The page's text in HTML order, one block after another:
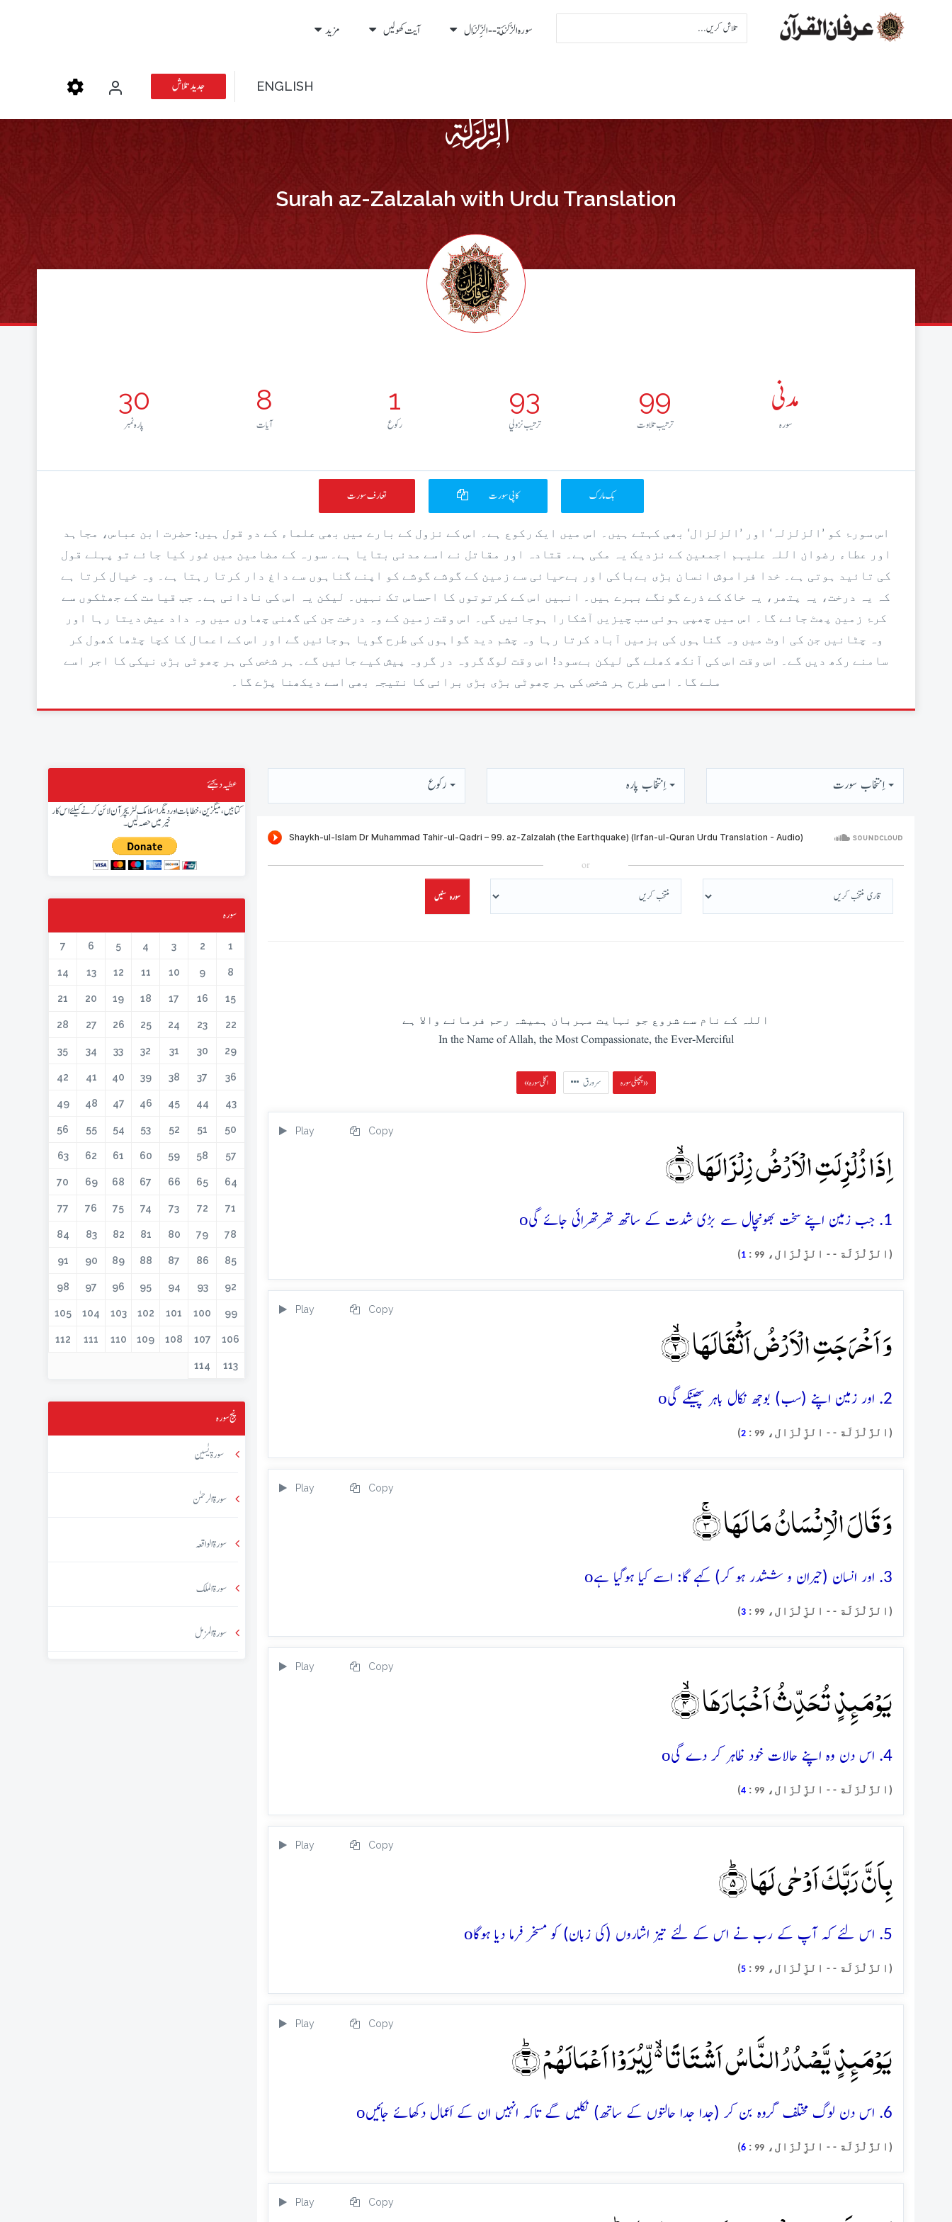
سورہ الزَّلْزَلَة - - الزِّلْزَال آیت کھولیں مزید
ENGLISH جدید تلاش
Surah az-Zalzalah with Urdu Translation
30
پارہ نمبر
8
آيات
1
رکوع
93
ترتيب نزولي
99
ترتيب تلاوت
مدنی
سورہ
تعارف سورت کاپی سورت بک مارک
اس سورۂ کو ’الزلزلہ‘ اور ’الزلزال‘ بھی کہتے ہیں۔ اس میں ایک رکوع ہے۔ اس کے نزول کے بارے میں بھی علماء کے دو قول ہیں: حضرت ابن عباس، مجاہد
اور عطاء رضوان اللہ علیہم اجمعین کے نزدیک یہ مکی ہے۔ قتادہ اور مقاتل نے اسے مدنی بتایا ہے۔ سورہ کے مضامین میں غور کیا جائے تو پہلے قول
کی تائید ہوتی ہے۔ خدا فراموش انسان بڑی بےباکی اور بےحیائی سے زمین کے گوشے گوشے کو اپنے گناہوں سے داغ دار کرتا رہتا ہے۔ وہ خیال کرتا ہے
کہ یہ درخت، یہ پتھر، یہ خاک کے ذرے گونگے بہرے ہیں۔ انہیں اس کے کرتوتوں کا احساس تک نہیں۔ لیکن یہ اس کی نادانی ہے۔ جب قیامت کے جھٹکوں سے
کرۂ زمین پھٹ جائے گا۔ اس میں چھپی ہوئی سب چیزیں آشکارا ہوجائیں گی۔ اس وقت زمین کے وہ درخت جن کی گھنی چھاوں میں وہ داد عیش دیتا رہا اور
وہ چٹانیں جن کی اوٹ میں وہ گناہوں کی بزمیں آباد کرتا رہا وہ چشم دید گواہوں کی طرح گویا ہوجائیں گے اور اس کے اعمال کا کچا چٹھا کھول کر
سامنے رکھ دیں گے۔ اس وقت اس کی آنکھ کھلے گی لیکن بےسود! اس وقت لوگ گروہ در گروہ پیش کیے جائیں گے۔ ہر شخص کی ہر چھوٹی بڑی نیکی کا اجر اسے
ملے گا۔ اسی طرح ہر شخص کی ہر چھوٹی بڑی بڑی برائی کا نتیجہ بھی اسے دیکھنا پڑے گا۔
اِنتخاب سورت اِنتخاب پارہ رُكوع
or
سورہ سنیں
اللہ کے نام سے شروع جو نہایت مہربان ہمیشہ رحم فرمانے والا ہے
In the Name of Allah, the Most Compassionate, the Ever-Merciful
پچھلی سورہ » سرورق « اگلی سورہ
Play Copy
اِذَا زُلۡزِلَتِ الۡاَرۡضُ زِلۡزَالَہَا ۙ﴿۱﴾
1. جب زمین اپنے سخت بھونچال سے بڑی شدت کے ساتھ تھرتھرائی جائے گی o
(الزَّلْزَلَة - - الزِّلْزَال، 99
:
1
)
Play Copy
وَ اَخۡرَجَتِ الۡاَرۡضُ اَثۡقَالَہَا ۙ﴿۲﴾
2. اور زمین اپنے (سب) بوجھ نکال باہر پھینکے گی o
(الزَّلْزَلَة - - الزِّلْزَال، 99
:
2
)
Play Copy
وَ قَالَ الۡاِنۡسَانُ مَا لَہَا ۚ﴿۳﴾
3. اور انسان (حیران و ششدر ہو کر) کہے گا: اسے کیا ہوگیا ہے o
(الزَّلْزَلَة - - الزِّلْزَال، 99
:
3
)
Play Copy
یَوۡمَئِذٍ تُحَدِّثُ اَخۡبَارَہَا ۙ﴿۴﴾
4. اس دن وہ اپنے حالات خود ظاہر کر دے گی o
(الزَّلْزَلَة - - الزِّلْزَال، 99
:
4
)
Play Copy
بِاَنَّ رَبَّکَ اَوۡحٰی لَہَا ؕ﴿۵﴾
5. اس لئے کہ آپ کے رب نے اس کے لئے تیز اشاروں (کی زبان) کو مسخر فرما دیا ہوگا o
(الزَّلْزَلَة - - الزِّلْزَال، 99
:
5
)
Play Copy
یَوۡمَئِذٍ یَّصۡدُرُ النَّاسُ اَشۡتَاتًا ۬ۙ لِّیُرَوۡا اَعۡمَالَہُمۡ ؕ﴿۶﴾
6. اس دن لوگ مختلف گروہ بن کر (جدا جدا حالتوں کے ساتھ) نکلیں گے تاکہ انہیں ان کے اَعمال دکھائے جائیں o
(الزَّلْزَلَة - - الزِّلْزَال، 99
:
6
)
Play Copy
عطیہ دیجئے
کتابیں، میگزین، خطابات اور دیگر اسلامک لٹریچر آن لائن کرنے کیلئے اس کار
خیر میں حصہ لیں۔
سورہ
1
2
3
4
5
6
7
8
9
10
11
12
13
14
15
16
17
18
19
20
21
22
23
24
25
26
27
28
29
30
31
32
33
34
35
36
37
38
39
40
41
42
43
44
45
46
47
48
49
50
51
52
53
54
55
56
57
58
59
60
61
62
63
64
65
66
67
68
69
70
71
72
73
74
75
76
77
78
79
80
81
82
83
84
85
86
87
88
89
90
91
92
93
94
95
96
97
98
99
100
101
102
103
104
105
106
107
108
109
110
111
112
113
114
پنج سورہ
سورۃ یٰسین
سورۃ الرحمٰن
سورۃ الواقعہ
سورۃ الملک
سورۃ المزمل